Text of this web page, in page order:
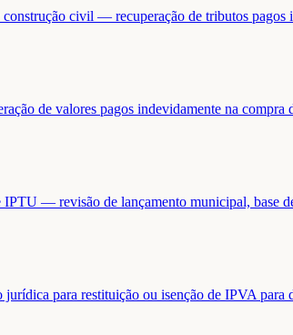
civil — recuperação de tributos
de valores pagos indevidamente na compra
IPTU — revisão de lançamento municipal, base
para restituição ou isenção de IPVA para